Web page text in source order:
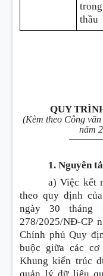
thầu
QUY
(Kèm theo Công
năm
1. Nguyên
a) Việc kết
theo quy định
ngày 30 tháng
278/2025/NĐ-CP
Chính phủ Quy
buộc giữa các
Khung kiến trúc